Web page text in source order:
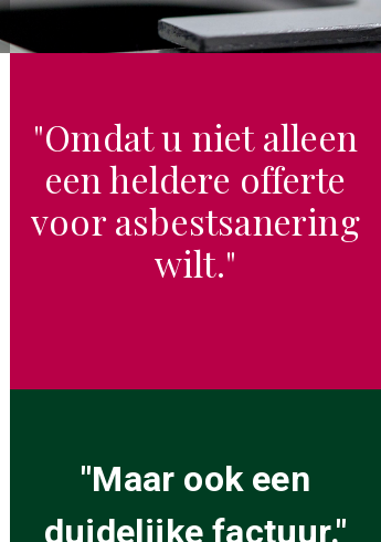
"Omdat u niet alleen
een heldere offerte
voor asbestsanering
wilt."
"Maar ook een
duidelijke factuur."